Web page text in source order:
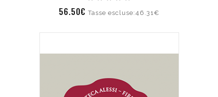
56.50€Tasse escluse:46.31€